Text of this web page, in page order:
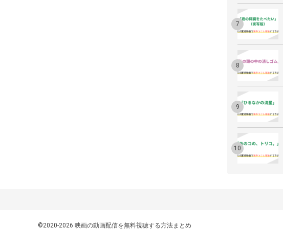
©2020-2026 映画の動画配信を無料視聴する方法まとめ